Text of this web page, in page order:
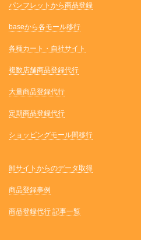
パンフレットから商品登録
baseから各モール移行
各種カート・自社サイト
複数店舗商品登録代行
大量商品登録代行
定期商品登録代行
ショッピングモール間移行
卸サイトからのデータ取得
商品登録事例
商品登録代行 記事一覧